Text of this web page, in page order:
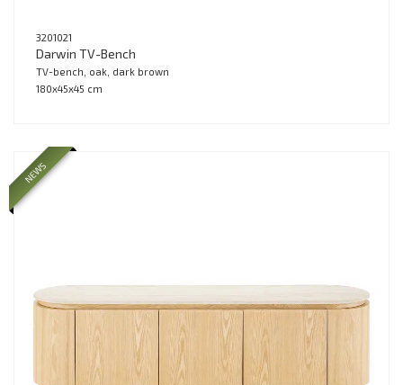
3201021
Darwin TV-Bench
TV-bench, oak, dark brown
180x45x45 cm
NEWS